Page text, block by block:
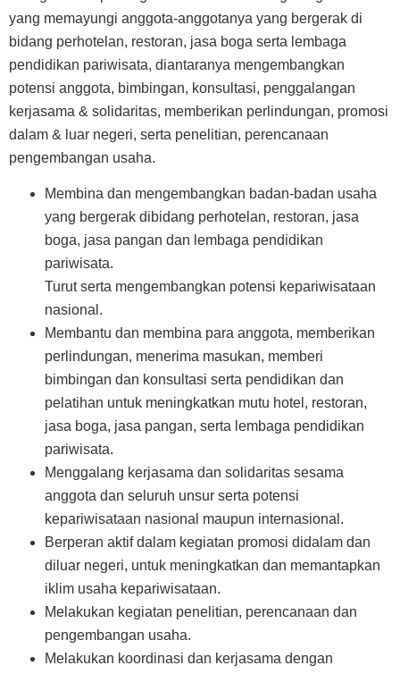
yang memayungi anggota-anggotanya yang bergerak di
bidang perhotelan, restoran, jasa boga serta lembaga
pendidikan pariwisata, diantaranya mengembangkan
potensi anggota, bimbingan, konsultasi, penggalangan
kerjasama & solidaritas, memberikan perlindungan, promosi
dalam & luar negeri, serta penelitian, perencanaan
pengembangan usaha.
Membina dan mengembangkan badan-badan usaha
yang bergerak dibidang perhotelan, restoran, jasa
boga, jasa pangan dan lembaga pendidikan
pariwisata.
Turut serta mengembangkan potensi kepariwisataan
nasional.
Membantu dan membina para anggota, memberikan
perlindungan, menerima masukan, memberi
bimbingan dan konsultasi serta pendidikan dan
pelatihan untuk meningkatkan mutu hotel, restoran,
jasa boga, jasa pangan, serta lembaga pendidikan
pariwisata.
Menggalang kerjasama dan solidaritas sesama
anggota dan seluruh unsur serta potensi
kepariwisataan nasional maupun internasional.
Berperan aktif dalam kegiatan promosi didalam dan
diluar negeri, untuk meningkatkan dan memantapkan
iklim usaha kepariwisataan.
Melakukan kegiatan penelitian, perencanaan dan
pengembangan usaha.
Melakukan koordinasi dan kerjasama dengan